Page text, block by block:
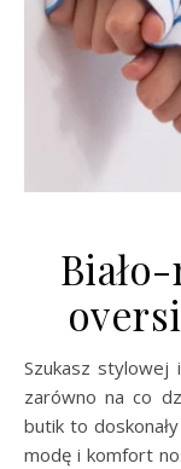
Szukasz stylowej i uniwersalnej bluzki, która sprawdzi się
zarówno na co
butik to
modę i komfort